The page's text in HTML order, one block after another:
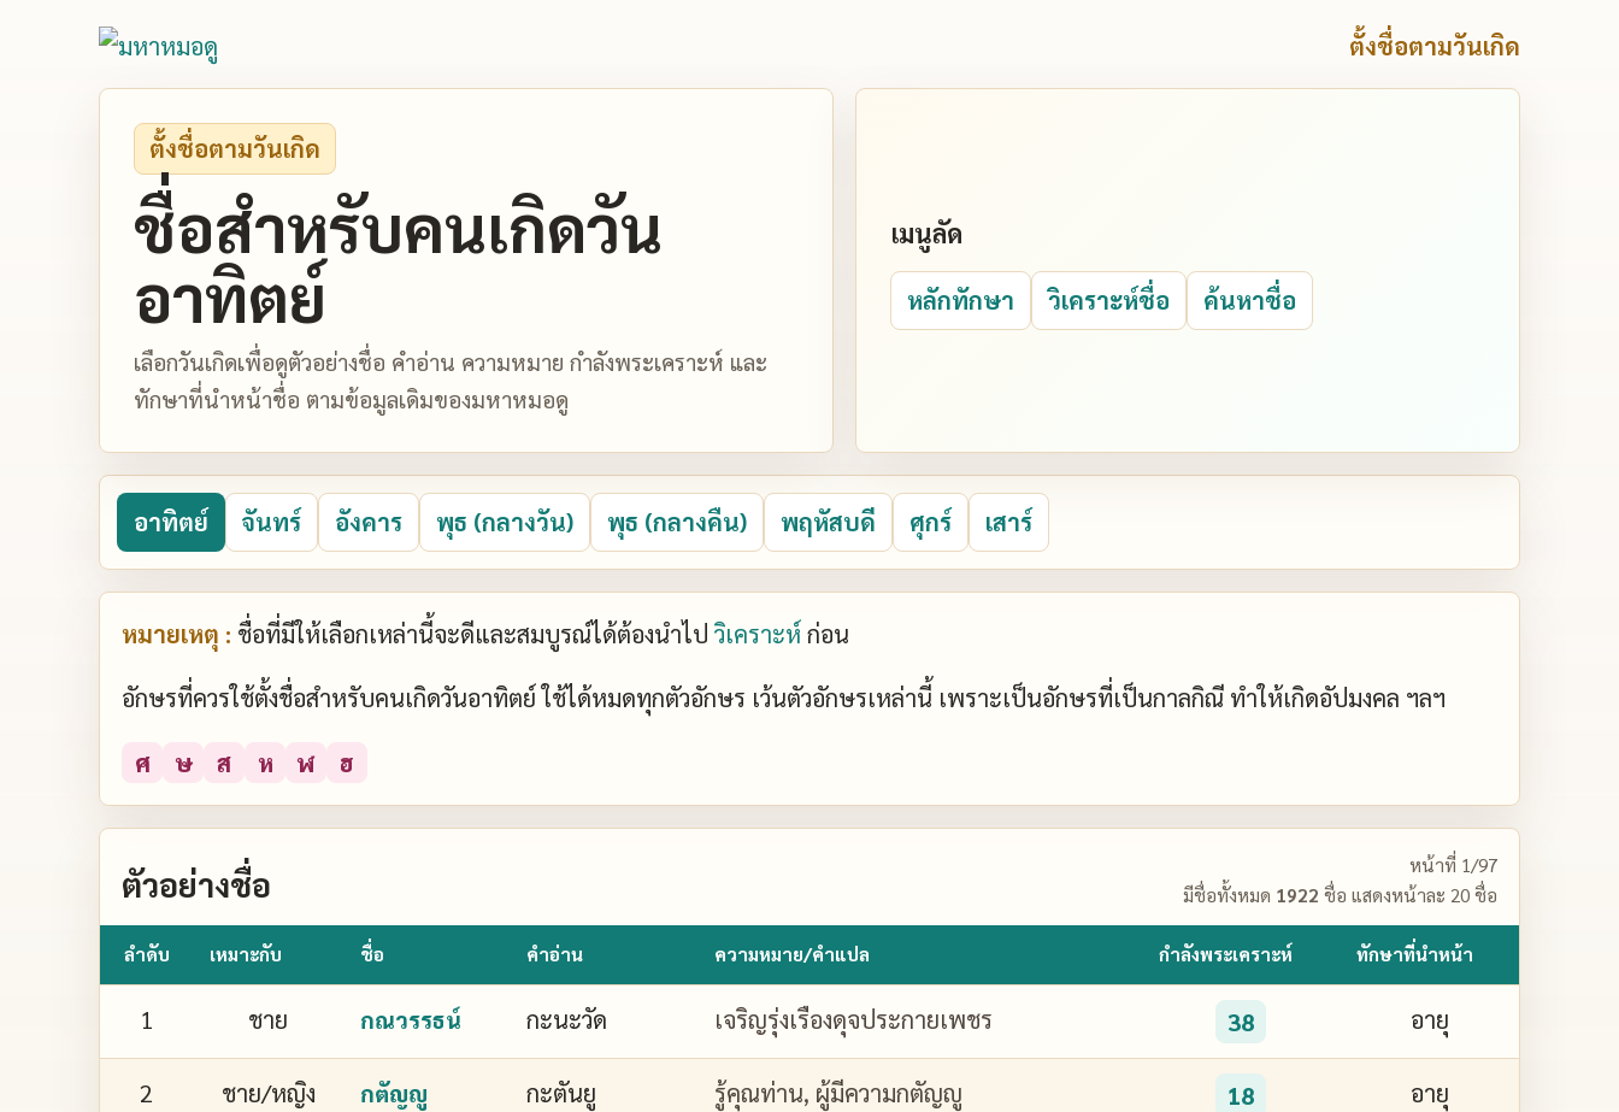
ตั้งชื่อตามวันเกิด
ตั้งชื่อตามวันเกิด
ชื่อสำหรับคนเกิดวัน
อาทิตย์
เลือกวันเกิดเพื่อดูตัวอย่างชื่อ คำอ่าน ความหมาย กำลังพระเคราะห์ และ
ทักษาที่นำหน้าชื่อ ตามข้อมูลเดิมของมหาหมอดู
เมนูลัด
หลักทักษา วิเคราะห์ชื่อ ค้นหาชื่อ
อาทิตย์ จันทร์ อังคาร พุธ (กลางวัน) พุธ (กลางคืน) พฤหัสบดี ศุกร์ เสาร์
หมายเหตุ : ชื่อที่มีให้เลือกเหล่านี้จะดีและสมบูรณ์ได้ต้องนำไป วิเคราะห์ ก่อน
อักษรที่ควรใช้ตั้งชื่อสำหรับคนเกิดวันอาทิตย์ ใช้ได้หมดทุกตัวอักษร เว้นตัวอักษรเหล่านี้ เพราะเป็นอักษรที่เป็นกาลกิณี ทำให้เกิดอัปมงคล ฯลฯ
ศ ษ ส ห ฬ ฮ
ตัวอย่างชื่อ
หน้าที่ 1/97
มีชื่อทั้งหมด 1922 ชื่อ แสดงหน้าละ 20 ชื่อ
ลำดับ เหมาะกับ ชื่อ คำอ่าน ความหมาย/คำแปล กำลังพระเคราะห์ ทักษาที่นำหน้า
1 ชาย กณวรรธน์ กะนะวัด เจริญรุ่งเรืองดุจประกายเพชร 38 อายุ
2 ชาย/หญิง กตัญญู กะตันยู รู้คุณท่าน, ผู้มีความกตัญญู 18 อายุ